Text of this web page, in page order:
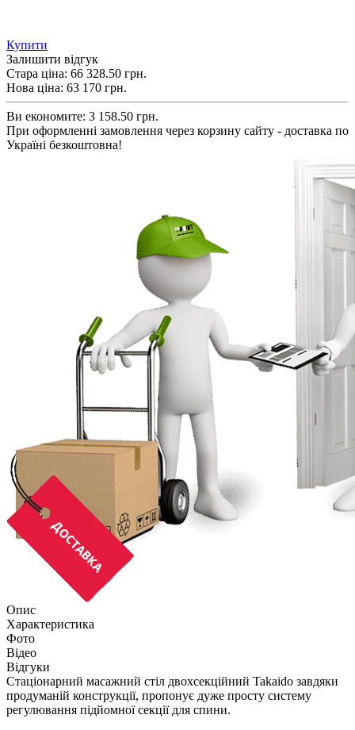
Купити
Залишити відгук
Стара ціна: 66 328.50 грн.
Нова ціна: 63 170 грн.
Ви економите: 3 158.50 грн.
При оформленні замовлення через корзину сайту - доставка по
Україні безкоштовна!
Опис
Характеристика
Фото
Відео
Відгуки
Стаціонарний масажний стіл двохсекційний Takaido завдяки
продуманій конструкції, пропонує дуже просту систему
регулювання підйомної секції для спини.